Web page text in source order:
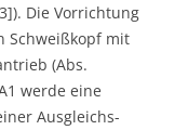
Die Vorrichtung
Schweißkopf mit
(Abs.
werde eine
Ausgleichs-